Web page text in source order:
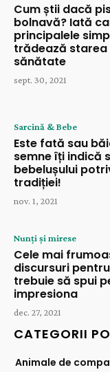
Cum știi dacă
bolnavă? Iată
principalele
trădează starea
sănătate
sept. 30, 2021
Sarcină & Bebe
Este fată sau
semne îți indică
bebelușului
tradiției!
nov. 1, 2021
Nunți și mirese
Cele mai
discursuri
trebuie să spui
impresiona
dec. 27, 2021
CATEGORII
Animale de